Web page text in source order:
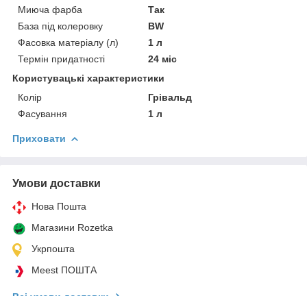
Миюча фарба
Так
База під колеровку
BW
Фасовка матеріалу (л)
1 л
Термін придатності
24 міс
Користувацькі характеристики
Колір
Грівальд
Фасування
1 л
Приховати
Умови доставки
Нова Пошта
Магазини Rozetka
Укрпошта
Meest ПОШТА